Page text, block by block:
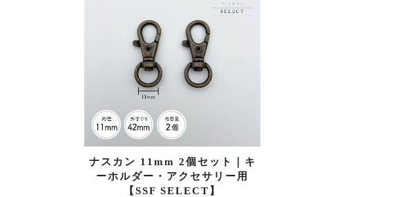
ナスカン 11mm 2個セット｜キ
ーホルダー・アクセサリー用
【SSF SELECT】